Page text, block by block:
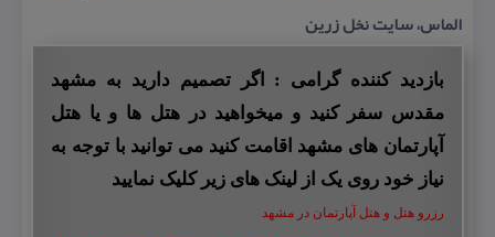
الماس، سایت نخل زرین
بازدید کننده گرامی : اگر تصمیم دارید به مشهد
مقدس سفر کنید و میخواهید در هتل ها و یا هتل
آپارتمان های مشهد اقامت کنید می توانید با توجه به
نیاز خود روی یک از لینک های زیر کلیک نمایید
رزرو هتل و هتل آپارتمان در مشهد